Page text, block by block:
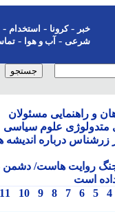
-کرونا-استخدام- جام
شرعی-آب و هوا-تماس-
5/19
راهنمایی مسئولان
علوم سیاسی
درباره اندیشه
روایت هاست/ دشمن ذهن
است
5
6
7
8
9
10
11
12